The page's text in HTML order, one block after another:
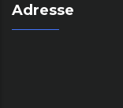
Adresse